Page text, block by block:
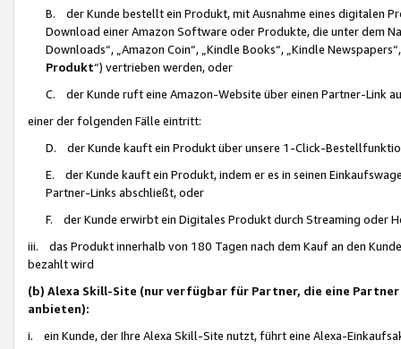
B. der Kunde bestellt ein Produkt, mit Ausnahme eines digitalen
Download einer Amazon Software oder Produkte, die unter dem
Downloads“, „Amazon Coin“, „Kindle Books“, „Kindle
Produkt“) vertrieben werden, oder
C. der Kunde ruft eine Amazon-Website über einen Partner-Link
einer der folgenden Fälle eintritt:
D. der Kunde kauft ein Produkt über unsere 1-Click-
E. der Kunde kauft ein Produkt, indem er es in seinen
Partner-Links abschließt, oder
F. der Kunde erwirbt ein Digitales Produkt durch Streaming oder
iii. das Produkt innerhalb von 180 Tagen nach dem Kauf an den
bezahlt wird
(b) Alexa Skill-Site (nur verfügbar für Partner, die eine
anbieten):
i. ein Kunde, der Ihre Alexa Skill-Site nutzt, führt eine Alexa-